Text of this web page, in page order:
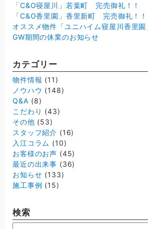
「C&O寝屋川」若葉町 完売御礼！！
「C&O香里園」香里新町 完売御礼！！
オススメ物件「ユニハイム寝屋川香里園
GW期間の休業のお知らせ
カテゴリー
物件情報 (11)
ノウハウ (148)
Q&A (8)
こだわり (43)
その他 (53)
スタッフ紹介 (16)
入江コラム (10)
お客様のお声 (45)
最近の出来事 (36)
お知らせ (133)
施工事例 (15)
検索